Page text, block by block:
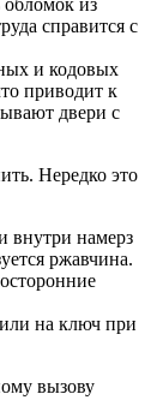
справится с
и кодовых
приводит к
двери с
Нередко это
внутри намерз
ржавчина.
на ключ при
вызову